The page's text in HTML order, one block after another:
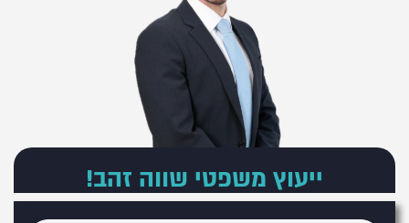
ייעוץ משפטי שווה זהב!